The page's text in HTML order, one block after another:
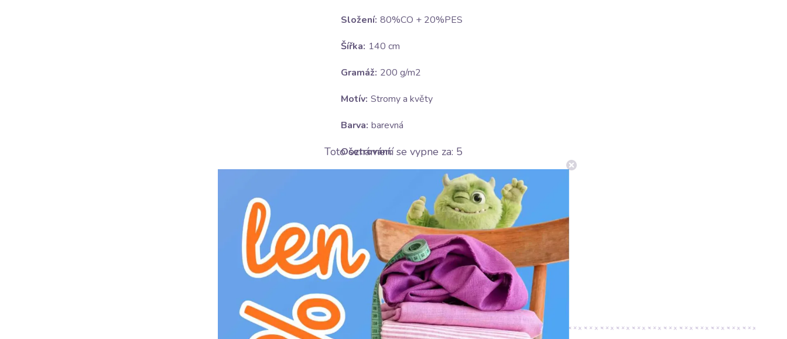
Složení: 80%CO + 20%PES
Šířka: 140 cm
Gramáž: 200 g/m2
Motív: Stromy a květy
Barva: barevná
Ošetrování:
žehlit na středním stupni (150°C)
V v sušičce sušit na nízkém stupni (do 60°C)
K nečistit chemicky
g prát na 30°C
Toto oznámení se vypne za: 5